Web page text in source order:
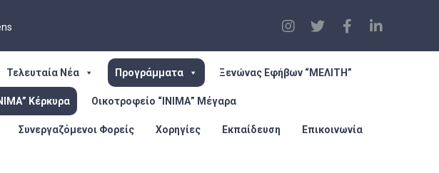
Τελευταία Νέα Προγράμματα Ξενώνας Εφήβων “ΜΕΛΙΤΗ”
Κέρκυρα Οικοτροφείο “ΙΝΙΜΑ” Μέγαρα
Συνεργαζόμενοι Φορείς Χορηγίες Εκπαίδευση Επικοινωνία